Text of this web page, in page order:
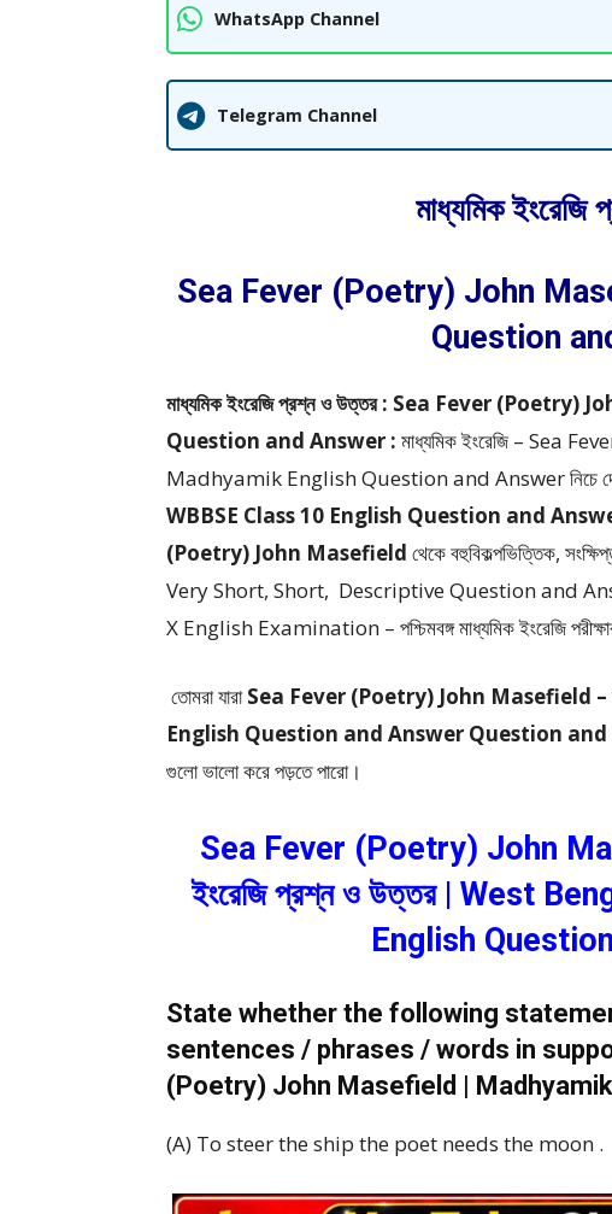
WhatsApp Channel
Telegram Channel
মাধ্যমিক
Sea Fever (Poetry) John
Question
মাধ্যমিক ইংরেজি প্রশ্ন ও উত্তর : Sea Fever
Question and Answer : মাধ্যমিক ইংরেজি – Sea
Madhyamik English Question and Answerনিচে
WBBSE Class 10 English Question and
(Poetry) John Masefield থেকেবহুবিকল্পভিত্তিক,
Very Short, Short, Descriptive Question and
X English Examination – পশ্চিমবঙ্গ মাধ্যমিক ইংরেজি
তোমরা যারাSea Fever (Poetry) John Masefield –
English Question and Answer Question
গুলো ভালো করে পড়তে পারো।
Sea Fever (Poetry) John
ইংরেজি প্রশ্ন ও উত্তর | West
English
State whether the following
sentences / phrases / words in
(Poetry) John Masefield |
(A) To steer the ship the poet needs the moon .